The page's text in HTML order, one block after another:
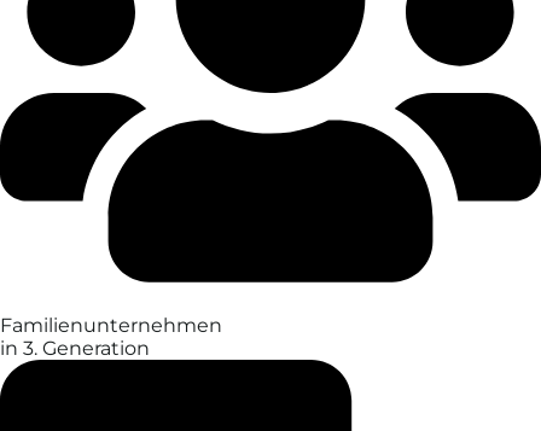
Familien­unter­nehmen
in 3. Generation